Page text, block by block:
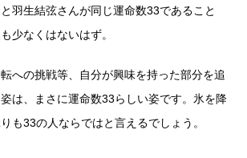
羽生結弦さんが同じ運命数33であること
少なくはないはず。
への挑戦等、自分が興味を持った部分を追
は、まさに運命数33らしい姿です。氷を降
も33の人ならではと言えるでしょう。